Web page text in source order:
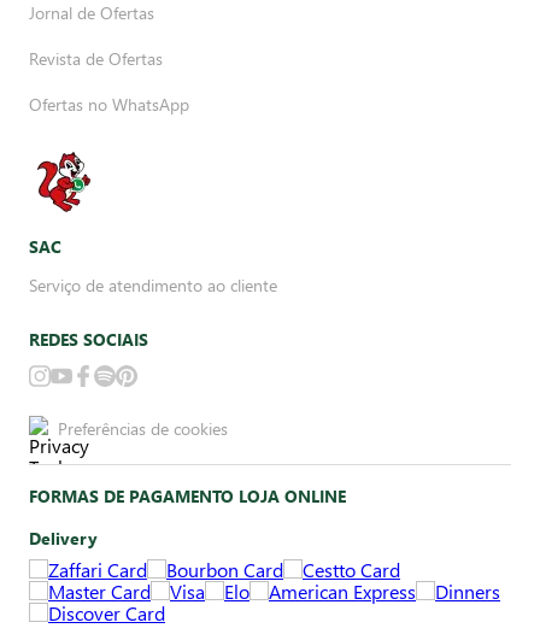
Jornal de Ofertas
Revista de Ofertas
Ofertas no WhatsApp
SAC
Serviço de atendimento ao cliente
REDES SOCIAIS
Preferências de cookies
FORMAS DE PAGAMENTO LOJA ONLINE
Delivery